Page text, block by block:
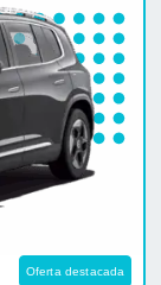
Oferta destacada